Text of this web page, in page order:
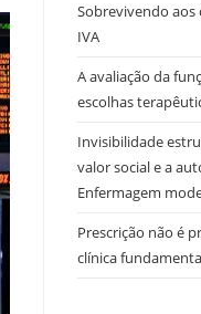
Sobrevivendo aos
IVA
A avaliação da
escolhas
Invisibilidade
valor social e a
Enfermagem
Prescrição não é
clínica